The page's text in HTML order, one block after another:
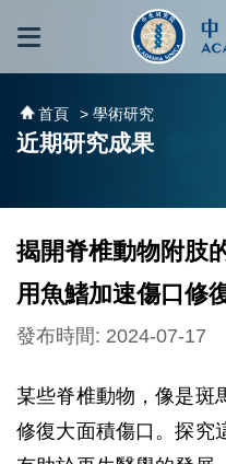
跳到主要內容區塊
首頁 > 學術研究
近期研究成果
揭開脊椎動物附肢
用魚鰭加速傷口修
發布時間: 2024-07-17
某些脊椎動物，像是斑
修復大面積傷口。探究